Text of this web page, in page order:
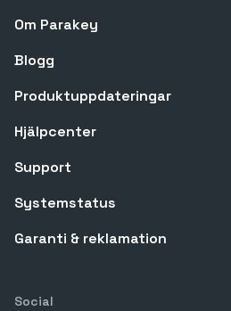
Om Parakey
Blogg
Produktuppdateringar
Hjälpcenter
Support
Systemstatus
Garanti & reklamation
Social